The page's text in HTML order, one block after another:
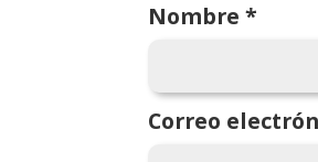
Nombre*
Correo